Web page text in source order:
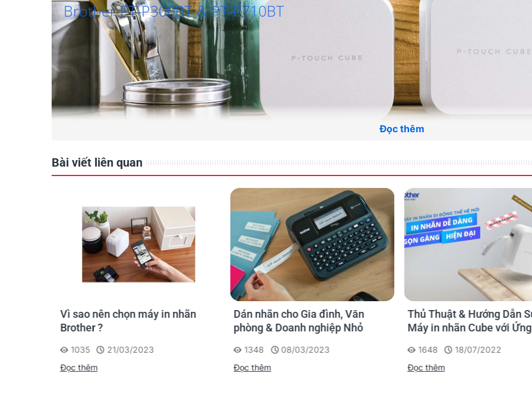
Brother PT-P300BT & PT-P710BT
Ứng dụng in nhãn phổ biến
Có rất nhiều ý tưởng dán nhãn cho gia đình & văn phòng để làm cho mọi thứ xung quanh bạn trở nên gọn gàng và
sẽ phấn chấn và hiệu quả hơn.
Đọc thêm
Đọc thêm
Bài viết liên quan
Vì sao nên chọn máy in nhãn
Brother ?
1035
21/03/2023
Đọc thêm
Dán nhãn cho Gia đình, Văn
phòng & Doanh nghiệp Nhỏ
1348
08/03/2023
Đọc thêm
Thủ Thuật & Hướng Dẫn
Máy in nhãn Cube với
Brother
1648
18/07/2022
Đọc thêm